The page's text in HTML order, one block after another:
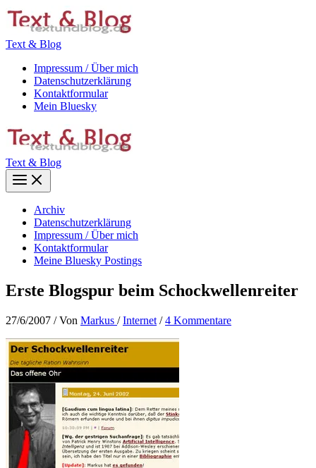
Zum
Inhalt
Text & Blog
Impressum / Über mich
Datenschutzerklärung
Kontaktformular
Mein Bluesky
Text & Blog
Main
Menu
Archiv
Datenschutzerklärung
Impressum / Über mich
Kontaktformular
Meine Bluesky Postings
Erste Blogspur beim Schockwellenreiter
27/6/2007 / Von Markus /Internet /4 Kommentare